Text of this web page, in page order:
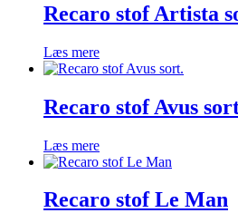
Recaro stof Artista
Læs mere
Recaro stof Avus
Læs mere
Recaro stof Le Man